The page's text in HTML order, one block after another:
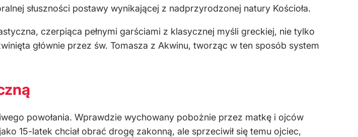
słuszności postawy wynikającej z nadprzyrodzonej natury Kościoła.
czerpiąca pełnymi garściami z klasycznej myśli greckiej, nie tylko
głównie przez św. Tomasza z Akwinu, tworząc w ten sposób system
powołania. Wprawdzie wychowany pobożnie przez matkę i ojców
15-latek chciał obrać drogę zakonną, ale sprzeciwił się temu ojciec,